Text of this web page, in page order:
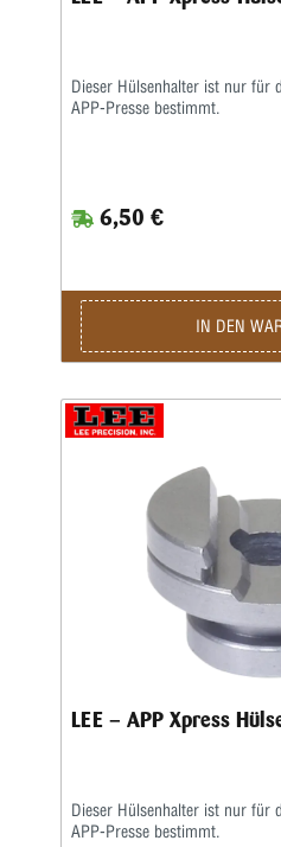
Dieser Hülsenhalter ist nur für
APP-Presse bestimmt.
6,50 €
IN DEN
LEE – APP Xpress
Dieser Hülsenhalter ist nur für
APP-Presse bestimmt.